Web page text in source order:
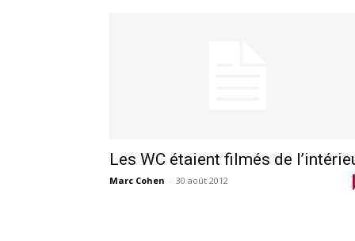
Les WC étaient filmés de
Marc Cohen - 30 août 2012